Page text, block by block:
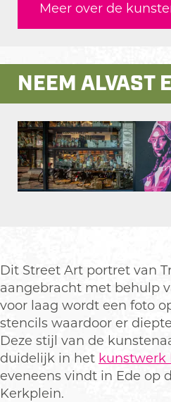
t
r
e
t
A
r
t
M
e
l
s
j
e
S
r
e
e
t
A
r
t
M
e
s
j
e
Meer over de
NEEM ALVAST
n
p
o
p
u
p
m
e
Dit Street Art portret van
aangebracht met behulp
voor laag wordt een foto
stencils waardoor er
Deze stijl van de
duidelijk in het kunstwerk
eveneens vindt in Ede op
Kerkplein.